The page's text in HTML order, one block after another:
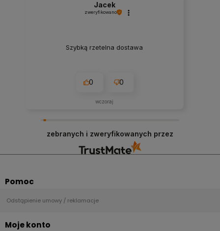
Jacek
zweryfikowano
Szybką rzetelna dostawa
0 0
wczoraj
zebranych i zweryfikowanych przez
Pomoc
Odstąpienie umowy / reklamacje
Moje konto